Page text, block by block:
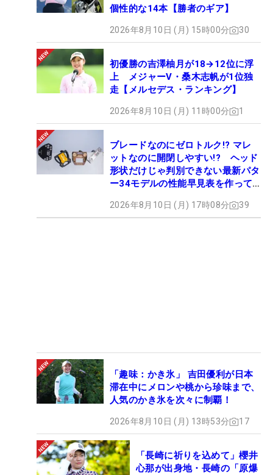
個性的な14本【勝者のギア】
2026年8月10日 (月) 15時00分 30
初優勝の吉澤柚月が18→12位に浮
上 メジャーV・桑木志帆が1位独
走【メルセデス・ランキング】
2026年8月10日 (月) 11時00分 1
ブレードなのにゼロトルク!? マレ
ットなのに開閉しやすい!? ヘッド
形状だけじゃ判別できない最新パタ
ー34モデルの性能早見表を作って
2026年8月10日 (月) 17時08分 39
「趣味：かき氷」 吉田優利が日本
滞在中にメロンや桃から珍味まで、
人気のかき氷を次々に制覇！
2026年8月10日 (月) 13時53分 17
「長崎に祈りを込めて」櫻井
心那が出身地・長崎の「原爆